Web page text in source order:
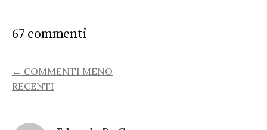
67 commenti
COMMENT
NAVIGATION
← COMMENTI MENO
RECENTI